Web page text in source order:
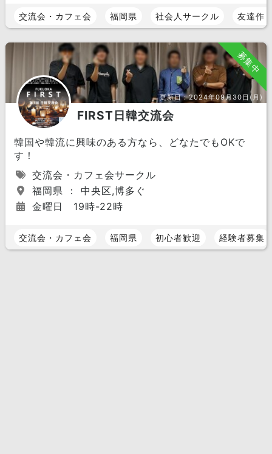
交流会・カフェ会 福岡県 社会人サークル 友達作
募集中
更新日：2024年09月30日(月)
FIRST日韓交流会
韓国や韓流に興味のある方なら、どなたでもOKで
す！
交流会・カフェ会サークル
福岡県 ： 中央区,博多ぐ
金曜日 19時-22時
交流会・カフェ会 福岡県 初心者歓迎 経験者募集